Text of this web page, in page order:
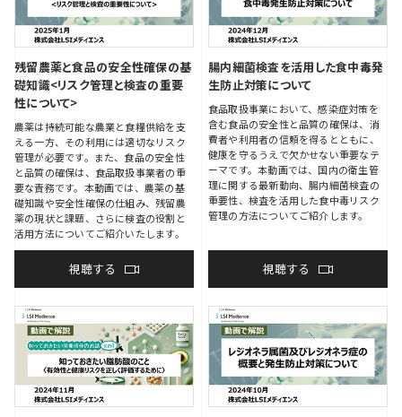
残留農薬と食品の安全性確保の基
礎知識<リスク管理と検査の重要
性について>
農薬は持続可能な農業と食糧供給を支
える一方、その利用には適切なリスク
管理が必要です。また、食品の安全性
と品質の確保は、食品取扱事業者の重
要な責務です。本動画では、農薬の基
礎知識や安全性確保の仕組み、残留農
薬の現状と課題、さらに検査の役割と
活用方法についてご紹介いたします。
視聴する
腸内細菌検査を活用した食中毒発
生防止対策について
食品取扱事業において、感染症対策を
含む食品の安全性と品質の確保は、消
費者や利用者の信頼を得るとともに、
健康を守るうえで欠かせない重要なテ
ーマです。本動画では、国内の衛生管
理に関する最新動向、腸内細菌検査の
重要性、検査を活用した食中毒リスク
管理の方法についてご紹介します。
視聴する